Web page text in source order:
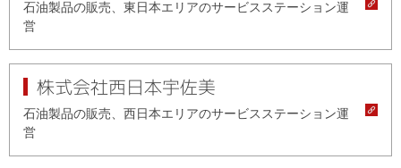
石油製品の販売、東日本エリアのサービスステーション運
営
株式会社西日本宇佐美
石油製品の販売、西日本エリアのサービスステーション運
営